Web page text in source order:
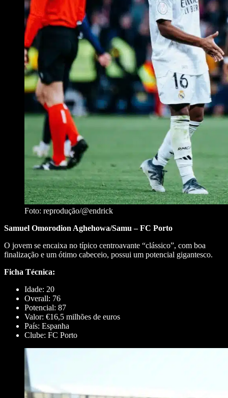
Foto: reprodução/@endrick
Samuel Omorodion Aghehowa/Samu – FC Porto
O jovem se encaixa no típico centroavante “clássico”, com boa
finalização e um ótimo cabeceio, possui um potencial gigantesco.
Ficha Técnica:
Idade: 20
Overall: 76
Potencial: 87
Valor: €16,5 milhões de euros
País: Espanha
Clube: FC Porto